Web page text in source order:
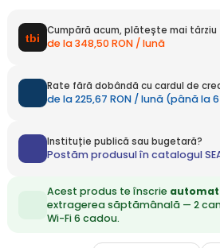
Cumpără acum, plătește mai târziu
de la 348,50 RON / lună
Rate fără dobândă cu cardul de
de la 225,67 RON / lună (până la
Instituție publică sau bugetară?
Postăm produsul în catalogul
Acest produs te înscrie automat
extragerea săptămânală — 2
Wi-Fi 6 cadou.